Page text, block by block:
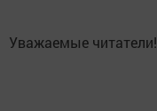
Уважаемые читатели!